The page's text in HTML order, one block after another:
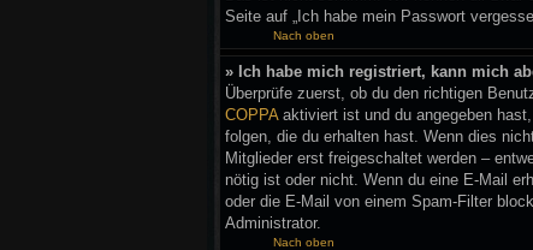
Seite auf „Ich habe mein Passwort
Nach oben
» Ich habe mich registriert, kann mich
Überprüfe zuerst, ob du den richtigen
COPPAaktiviert ist und du angegeben
folgen, die du erhalten hast. Wenn dies
Mitglieder erst freigeschaltet werden –
nötig ist oder nicht. Wenn du eine E-Mail
oder die E-Mail von einem Spam-Filter
Administrator.
Nach oben